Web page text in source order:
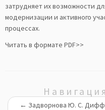
затрудняет их возможности
модернизации и активного
процессах.
Читать в формате PDF>>
← Задворнова Ю. С.